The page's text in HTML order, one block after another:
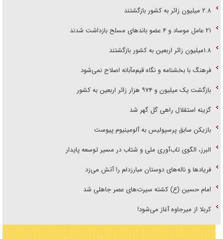
۲.۸ میلیون زائر به کشور بازگشتند
۲۱ عامل موساد و ۴ عضو باند‌های مسلح بازداشت شدند
۱.۸میلیون زائر اربعین به کشور بازگشتند
فرهنگ با بخشنامه و نگاه قیم‌مآبانه اصلاح نمی‌شود
بازگشت یک میلیون و ۹۷۴ هزار زائر اربعین به کشور
گزینه استقلال راهی گل گهر شد
بازیکن سابق پرسپولیس به آلومینیوم پیوست
البرز، الگوی تاب‌آوری ملی و شتاب در مسیر توسعه پایدار
فریاد‌ها و ناله‌های دوستان مبارزدلم را آتش می‌زد
امام حسین (ع) کشته سیرت‌های عصر جاهلی شد
کربلا از میرجاوه آغاز می‌شود!